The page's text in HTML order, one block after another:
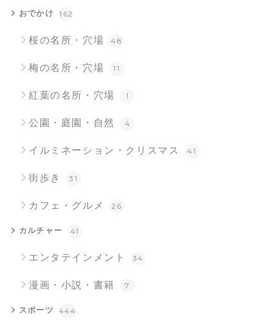
おでかけ 162
桜の名所・穴場 48
梅の名所・穴場 11
紅葉の名所・穴場 1
公園・庭園・自然 4
イルミネーション・クリスマス 41
街歩き 31
カフェ・グルメ 26
カルチャー 41
エンタテインメント 34
漫画・小説・書籍 7
スポーツ 444